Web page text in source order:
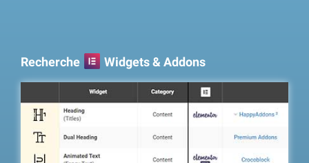
Recherche Widgets & Addons